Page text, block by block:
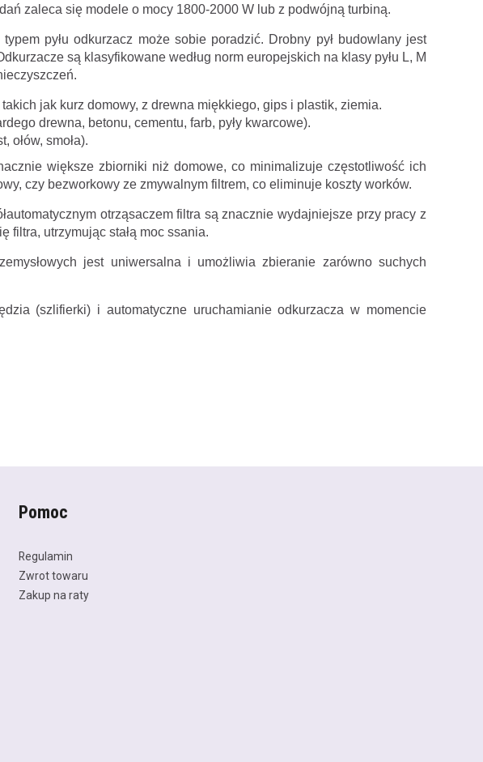
zaleca się modele o mocy 1800-2000 W lub z podwójną turbiną.
pyłu odkurzacz może sobie poradzić. Drobny pył budowlany jest
są klasyfikowane według norm europejskich na klasy pyłu L, M
jak kurz domowy, z drewna miękkiego, gips i plastik, ziemia.
drewna, betonu, cementu, farb, pyły kwarcowe).
ołów, smoła).
większe zbiorniki niż domowe, co minimalizuje częstotliwość ich
czy bezworkowy ze zmywalnym filtrem, co eliminuje koszty worków.
otrząsaczem filtra są znacznie wydajniejsze przy pracy z
filtra, utrzymując stałą moc ssania.
jest uniwersalna i umożliwia zbieranie zarówno suchych
(szlifierki) i automatyczne uruchamianie odkurzacza w momencie
Pomoc
Regulamin
Zwrot towaru
Zakup na raty